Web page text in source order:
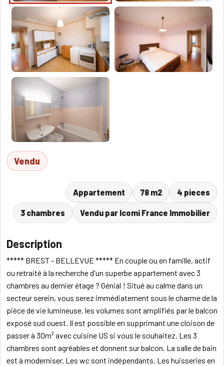
Vendu
Appartement 78 m2 4 pieces
3 chambres Vendu par Icomi France Immobilier
Description
***** BREST - BELLEVUE ***** En couple ou en famille, actif
ou retraité à la recherche d'un superbe appartement avec 3
chambres au dernier étage ? Génial ! Situé au calme dans un
secteur serein, vous serez immédiatement sous le charme de la
pièce de vie lumineuse. les volumes sont amplifiés par le balcon
exposé sud ouest. Il est possible en supprimant une cloison de
passer à 30m² avec cuisine US si vous le souhaitez. Les 3
chambres sont agréables et donnent sur balcon. La salle de bain
est à moderniser. Les wc sont indépendants. Les huisseries en